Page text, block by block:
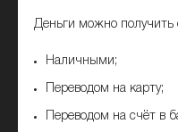
Деньги можно
Наличными;
Переводом на карту;
Переводом на счёт в